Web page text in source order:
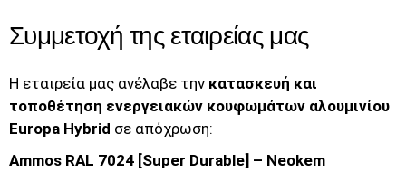
Συμμετοχή της εταιρείας μας
Η εταιρεία μας ανέλαβε την κατασκευή και
τοποθέτηση ενεργειακών κουφωμάτων αλουμινίου
Europa Hybrid σε απόχρωση:
Ammos RAL 7024 [Super Durable] – Neokem